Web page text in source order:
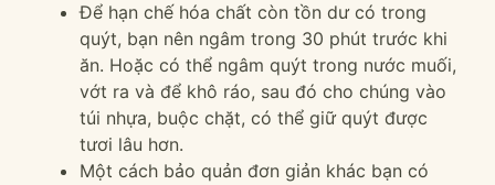
Để hạn chế hóa chất còn tồn dư có trong
quýt, bạn nên ngâm trong 30 phút trước khi
ăn. Hoặc có thể ngâm quýt trong nước muối,
vớt ra và để khô ráo, sau đó cho chúng vào
túi nhựa, buộc chặt, có thể giữ quýt được
tươi lâu hơn.
Một cách bảo quản đơn giản khác bạn có